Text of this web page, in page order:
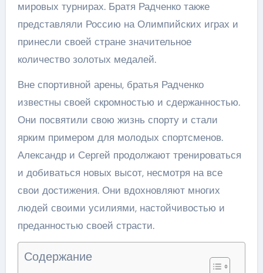
мировых турнирах. Братя Радченко также
представляли Россию на Олимпийских играх и
принесли своей стране значительное
количество золотых медалей.
Вне спортивной арены, братья Радченко
известны своей скромностью и сдержанностью.
Они посвятили свою жизнь спорту и стали
ярким примером для молодых спортсменов.
Александр и Сергей продолжают тренироваться
и добиваться новых высот, несмотря на все
свои достижения. Они вдохновляют многих
людей своими усилиями, настойчивостью и
преданностью своей страсти.
Содержание